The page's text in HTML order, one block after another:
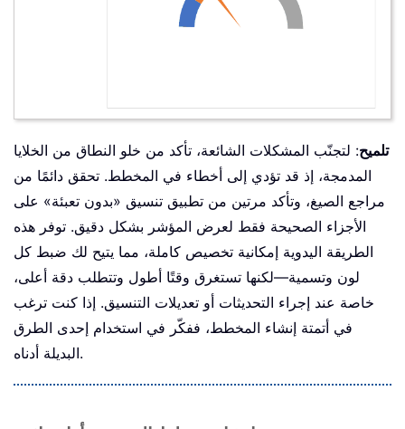
تلميح: لتجنّب المشكلات الشائعة، تأكد من خلو النطاق من الخلايا
المدمجة، إذ قد تؤدي إلى أخطاء في المخطط. تحقق دائمًا من
مراجع الصيغ، وتأكد مرتين من تطبيق تنسيق «بدون تعبئة» على
الأجزاء الصحيحة فقط لعرض المؤشر بشكل دقيق. توفر هذه
الطريقة اليدوية إمكانية تخصيص كاملة، مما يتيح لك ضبط كل
لون وتسمية—لكنها تستغرق وقتًا أطول وتتطلب دقة أعلى،
خاصة عند إجراء التحديثات أو تعديلات التنسيق. إذا كنت ترغب
في أتمتة إنشاء المخطط، ففكّر في استخدام إحدى الطرق
البديلة أدناه.